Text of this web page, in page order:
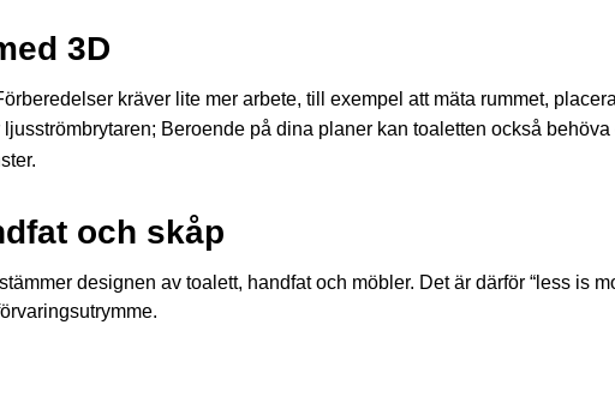
3D
kräver lite mer arbete, till exempel att mäta rummet,
Beroende på dina planer kan toaletten också
och skåp
designen av toalett, handfat och möbler. Det är därför “less is